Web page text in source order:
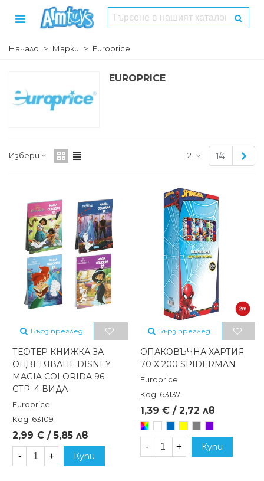
Начало > Марки > Europrice
EUROPRICE
Избери 21 1/4
Бърз преглед
ТЕФТЕР КНИЖКА ЗА
ОЦВЕТЯВАНЕ DISNEY
MAGIA COLORIDA 96
СТР. 4 ВИДА
Europrice
Код: 63109
2,99 € / 5,85 лв
- + Купи
Бърз преглед
ОПАКОВЪЧНА ХАРТИЯ
70 Х 200 SPIDERMAN
Europrice
Код: 63137
1,39 € / 2,72 лв
Произволен/
- + Купи